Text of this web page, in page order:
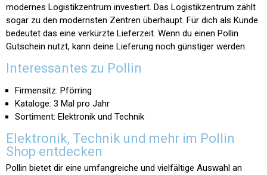
modernes Logistikzentrum investiert. Das Logistikzentrum zählt
sogar zu den modernsten Zentren überhaupt. Für dich als Kunde
bedeutet das eine verkürzte Lieferzeit. Wenn du einen Pollin
Gutschein nutzt, kann deine Lieferung noch günstiger werden.
Interessantes zu Pollin
Firmensitz: Pförring
Kataloge: 3 Mal pro Jahr
Sortiment: Elektronik und Technik
Elektronik, Technik und mehr im Pollin
Shop entdecken
Pollin bietet dir eine umfangreiche und vielfältige Auswahl an